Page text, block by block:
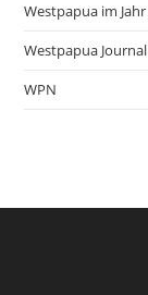
Westpapua im Jahr
Westpapua Journal
WPN